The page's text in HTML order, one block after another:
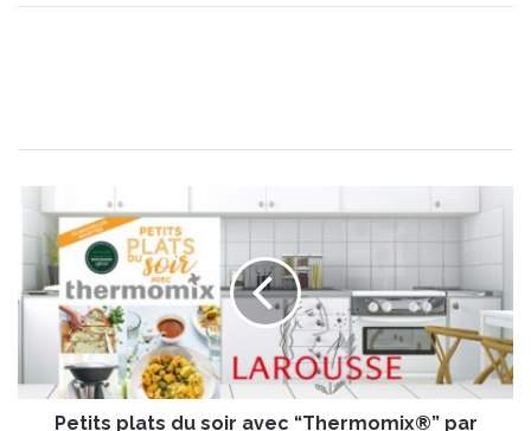
t
Petits plats du soir avec “Thermomix®” par